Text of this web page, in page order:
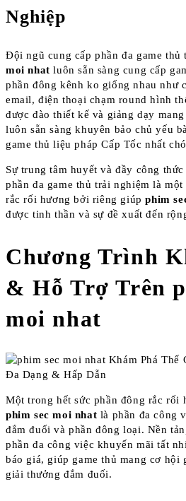
Nghiệp
Đội ngũ cung cấp phần đa game thủ
moi nhat luôn sẵn sàng cung cấp
phần đông kênh ko giống nhau như
email, điện thoại chạm round hình
được đào thiết kế và giảng dạy
luôn sẵn sàng khuyên bảo chủ yếu
game thủ liệu pháp Cấp Tốc nhất
Sự trung tâm huyết và đầy công
phần đa game thủ trải nghiệm là
rắc rối hương bởi riêng giúpphim
được tinh thần và sự đề xuất đến
Chương Trình
& Hỗ Trợ Trên
moi nhat
Một trong hết sức phần đông rắc rối
phim sec moi nhat là phần đa công
đắm đuối và phần đông loại. Nền
phần đa công việc khuyến mãi tất
báo giá, giúp game thủ mang cơ hội
giải thưởng đắm đuối.